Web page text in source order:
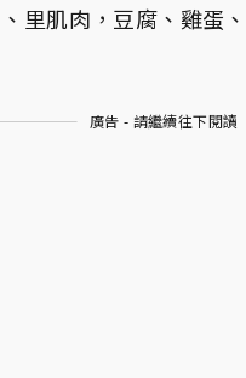
里肌肉，豆腐、雞蛋
廣告 - 請繼續往下閱讀